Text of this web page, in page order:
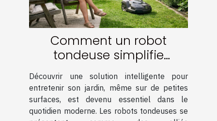
Comment un robot
tondeuse simplifie
l'entretien des petites
surfaces ?
Découvrir une solution intelligente pour
entretenir son jardin, même sur de petites
surfaces, est devenu essentiel dans le
quotidien moderne. Les robots tondeuses se